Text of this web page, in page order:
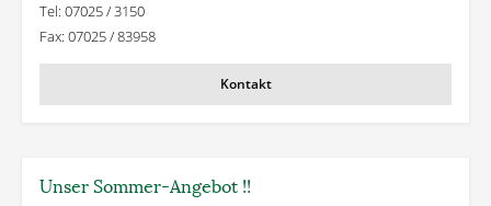
Tel: 07025 / 3150
Fax: 07025 / 83958
Kontakt
Unser Sommer-Angebot !!